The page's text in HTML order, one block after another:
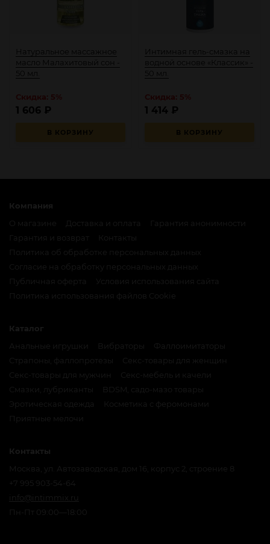
Натуральное массажное
масло Малахитовый сон -
50 мл.
В КОРЗИНУ
1 606 ₽
Интимная гель-смазка на
водной основе «Классик» -
50 мл.
В КОРЗИНУ
1 414 ₽
Компания
О магазине
Доставка и оплата
Гарантия анонимности
Политика об обработке персональных данных
Согласие на обработку персональных данных
Публичная оферта
Условия использования сайта
Политика использования файлов Cookie
Каталог
Анальные игрушки
Вибраторы
Фаллоимитаторы
Страпоны, фаллопротезы
Секс-товары для женщин
Секс-товары для мужчин
Секс-мебель и качели
Смазки, лубриканты
BDSM, садо-мазо товары
Эротическая одежда
Косметика с феромонами
Приятные мелочи
Контакты
Москва, ул. Автозаводская, дом 16, корпус 2, строение 8
+7 995 903-54-64
info@intimmix.ru
Пн-Пт 09:00—18:00